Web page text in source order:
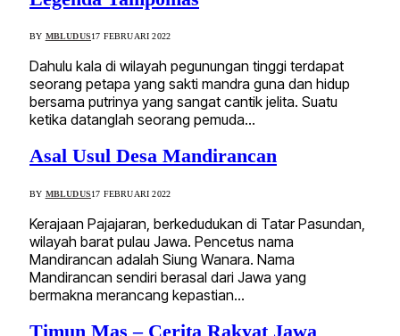
BY MBLUDUS17 FEBRUARI 2022
Dahulu kala di wilayah pegunungan tinggi terdapat
seorang petapa yang sakti mandra guna dan hidup
bersama putrinya yang sangat cantik jelita. Suatu
ketika datanglah seorang pemuda…
Asal Usul Desa Mandirancan
BY MBLUDUS17 FEBRUARI 2022
Kerajaan Pajajaran, berkedudukan di Tatar Pasundan,
wilayah barat pulau Jawa. Pencetus nama
Mandirancan adalah Siung Wanara. Nama
Mandirancan sendiri berasal dari Jawa yang
bermakna merancang kepastian…
Timun Mas – Cerita Rakyat Jawa